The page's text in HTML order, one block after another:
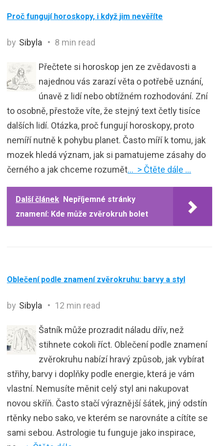
Proč fungují horoskopy, i když jim nevěříte
by Sibyla 8 min read
Přečtete si horoskop jen ze zvědavosti a
najednou vás zarazí věta o potřebě uznání,
únavě z lidí nebo obtížném rozhodování. Zní
to osobně, přestože víte, že stejný text četly tisíce
dalších lidí. Otázka, proč fungují horoskopy, proto
nemíří nutně k pohybu planet. Často míří k tomu, jak
mozek hledá význam, jak si pamatujeme zásahy do
černého a jak chceme rozumět… > Čtěte dále …
Další článek Nepříjemné stránky
znamení: Kde může zvěrokruh bolet
Oblečení podle znamení zvěrokruhu: barvy a styl
by Sibyla 12 min read
Šatník může prozradit náladu dřív, než
stihnete cokoli říct. Oblečení podle znamení
zvěrokruhu nabízí hravý způsob, jak vybírat
střihy, barvy i doplňky podle energie, která je vám
vlastní. Nemusíte měnit celý styl ani nakupovat
novou skříň. Často stačí výraznější šátek, jiný odstín
rtěnky nebo sako, ve kterém se narovnáte a cítíte se
sami sebou. Astrologie tu funguje jako inspirace,